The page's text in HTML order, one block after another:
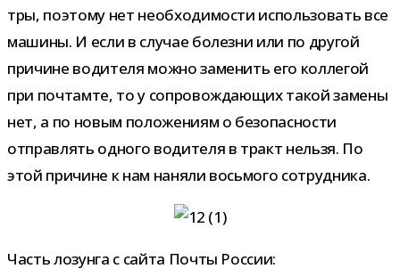
тры, поэтому нет необ­хо­ди­мо­сти исполь­зо­вать все
машины. И если в слу­чае болезни или по дру­гой
при­чине води­теля можно заме­нить его кол­ле­гой
при поч­тамте, то у сопро­вож­да­ю­щих такой замены
нет, а по новым поло­же­ниям о без­опас­но­сти
отправ­лять одного води­теля в тракт нельзя. По
этой при­чине к нам наняли вось­мого сотрудника.
Часть лозунга с сайта Почты России: